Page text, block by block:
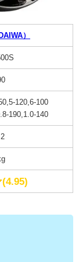
）
5-120, 6-100
190, 1.0-140
4.95